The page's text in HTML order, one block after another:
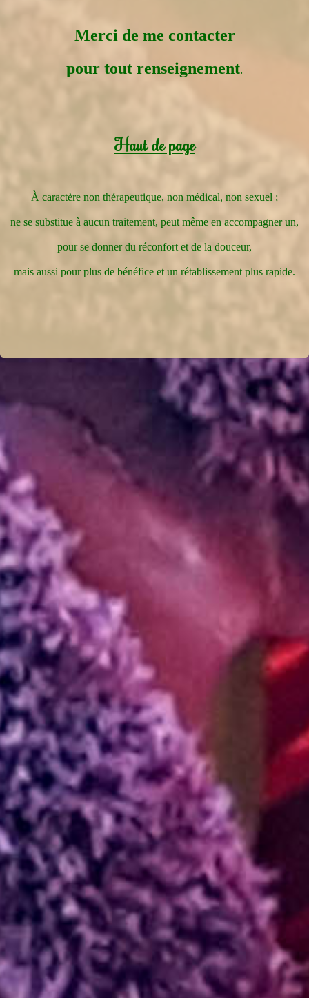
Merci de me contacter
pour tout renseignement.
Haut de page
À caractère non thérapeutique, non médical, non sexuel ;
ne se substitue à aucun traitement, peut même en accompagner un,
pour se donner du réconfort et de la douceur,
mais aussi pour plus de bénéfice et un rétablissement plus rapide.